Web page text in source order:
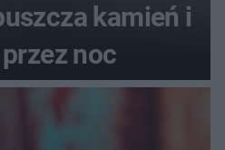
kamień i
noc